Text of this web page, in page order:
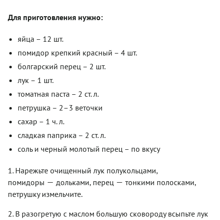
Для приготовления нужно:
яйца – 12 шт.
помидор крепкий красный – 4 шт.
болгарский перец – 2 шт.
лук – 1 шт.
томатная паста – 2 ст. л.
петрушка – 2–3 веточки
сахар – 1 ч. л.
сладкая паприка – 2 ст. л.
соль и черный молотый перец – по вкусу
1. Нарежьте очищенный лук полукольцами,
помидоры — дольками, перец — тонкими полосками,
петрушку измельчите.
2. В разогретую с маслом большую сковороду всыпьте лук